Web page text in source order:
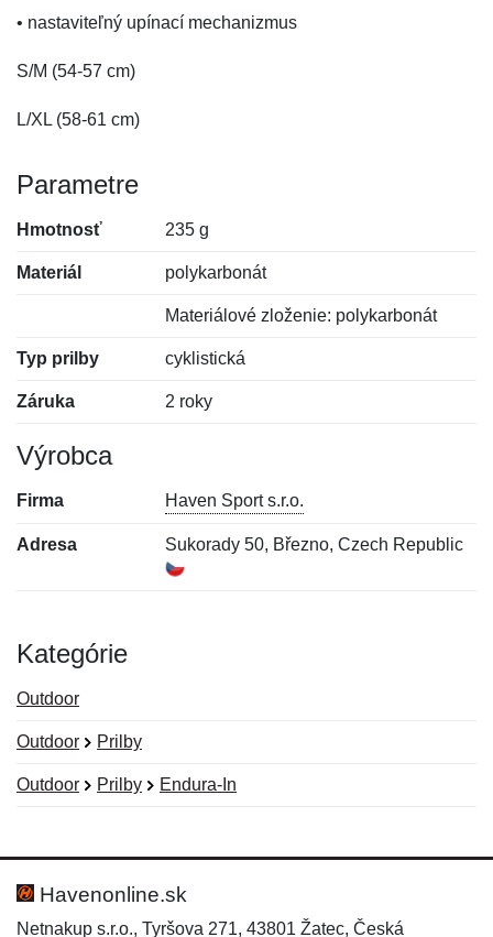
• nastaviteľný upínací mechanizmus
S/M (54-57 cm)
L/XL (58-61 cm)
Parametre
Hmotnosť 235 g
Materiál polykarbonát
Materiálové zloženie: polykarbonát
Typ prilby cyklistická
Záruka 2 roky
Výrobca
Firma Haven Sport s.r.o.
Adresa Sukorady 50, Březno, Czech Republic
Kategórie
Outdoor
Outdoor Prilby
Outdoor Prilby Endura-In
Hodnotenie:
Meno:
Havenonline.sk
Netnakup s.r.o., Tyršova 271, 43801 Žatec, Česká